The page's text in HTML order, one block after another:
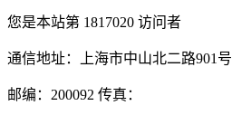
您是本站第 1817020 访问者
通信地址：上海市中山北二路901号
邮编：200092 传真：